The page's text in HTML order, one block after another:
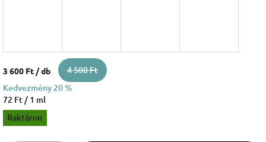
3 600 Ft / db
4 500 Ft
Kedvezmény 20 %
Egységár:
72 Ft / 1 ml
Raktáron